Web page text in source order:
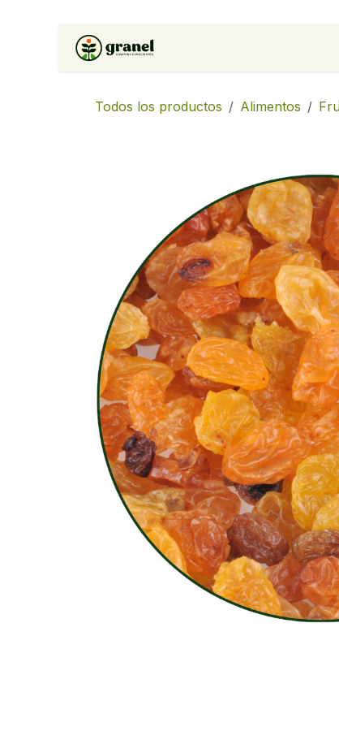
Ir al contenido
Todos los productos Alimentos